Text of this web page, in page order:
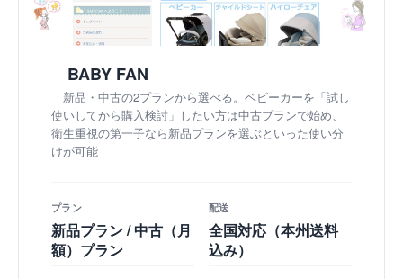
BABY FAN
新品・中古の2プランから選べる。ベビーカーを「試し
使いしてから購入検討」したい方は中古プランで始め、
衛生重視の第一子なら新品プランを選ぶといった使い分
けが可能
プラン
新品プラン / 中古（月
額）プラン
配送
全国対応（本州送料
込み）